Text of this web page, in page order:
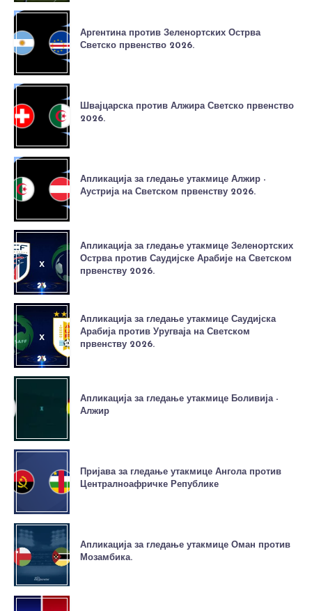
Аргентина против Зеленортских Острва
Светско првенство 2026.
Швајцарска против Алжира Светско првенство
2026.
Апликација за гледање утакмице Алжир -
Аустрија на Светском првенству 2026.
Апликација за гледање утакмице Зеленортских
Острва против Саудијске Арабије на Светском
првенству 2026.
Апликација за гледање утакмице Саудијска
Арабија против Уругваја на Светском
првенству 2026.
Апликација за гледање утакмице Боливија -
Алжир
Пријава за гледање утакмице Ангола против
Централноафричке Републике
Апликација за гледање утакмице Оман против
Мозамбика.